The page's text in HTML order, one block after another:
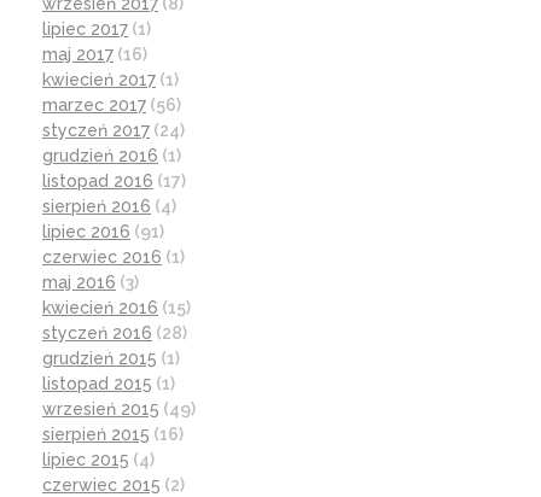
lipiec 2017 (1)
maj 2017 (16)
kwiecień 2017 (1)
marzec 2017 (56)
styczeń 2017 (24)
grudzień 2016 (1)
listopad 2016 (17)
sierpień 2016 (4)
lipiec 2016 (91)
czerwiec 2016 (1)
maj 2016 (3)
kwiecień 2016 (15)
styczeń 2016 (28)
grudzień 2015 (1)
listopad 2015 (1)
wrzesień 2015 (49)
sierpień 2015 (16)
lipiec 2015 (4)
czerwiec 2015 (2)